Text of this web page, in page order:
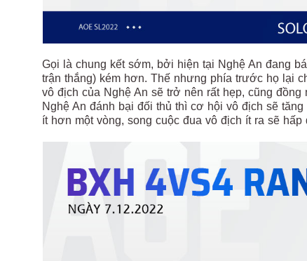
Gọi là chung kết sớm, bởi hiện tại Nghệ An đang
trận thắng) kém hơn. Thế nhưng phía trước họ lại
vô địch của Nghệ An sẽ trở nên rất hẹp, cũng
Nghệ An đánh bại đối thủ thì cơ hội vô địch sẽ
ít hơn một vòng, song cuộc đua vô địch ít ra sẽ hấp